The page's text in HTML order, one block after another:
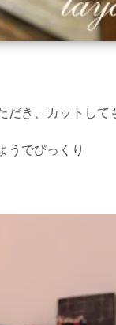
だき、カットして
うでびっくり